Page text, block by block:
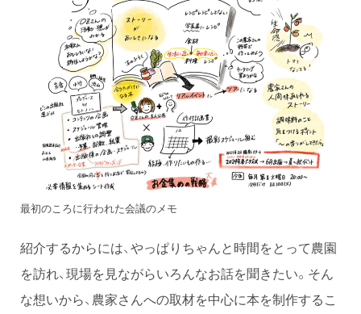
最初のころに行われた会議のメモ
紹介するからには、やっぱりちゃんと時間をとって農園
を訪れ、現場を見ながらいろんなお話を聞きたい。そん
な想いから、農家さんへの取材を中心に本を制作するこ